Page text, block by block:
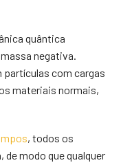
quântica
negativa.
partículas com cargas
materiais normais,
, todos os
modo que qualquer